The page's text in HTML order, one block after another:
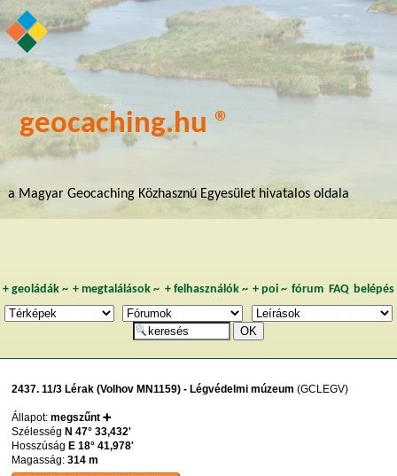
geocaching.hu ®
a Magyar Geocaching Közhasznú Egyesület hivatalos oldala
+ geoládák~ +megtalálások ~ + felhasználók~ + poi~ fórum FAQ belépés
2437. 11/3 Lérak (Volhov MN1159) - Légvédelmi múzeum (GCLEGV)
Állapot:megszűnt ➕
SzélességN 47° 33,432'
HosszúságE 18° 41,978'
Magasság:314 m